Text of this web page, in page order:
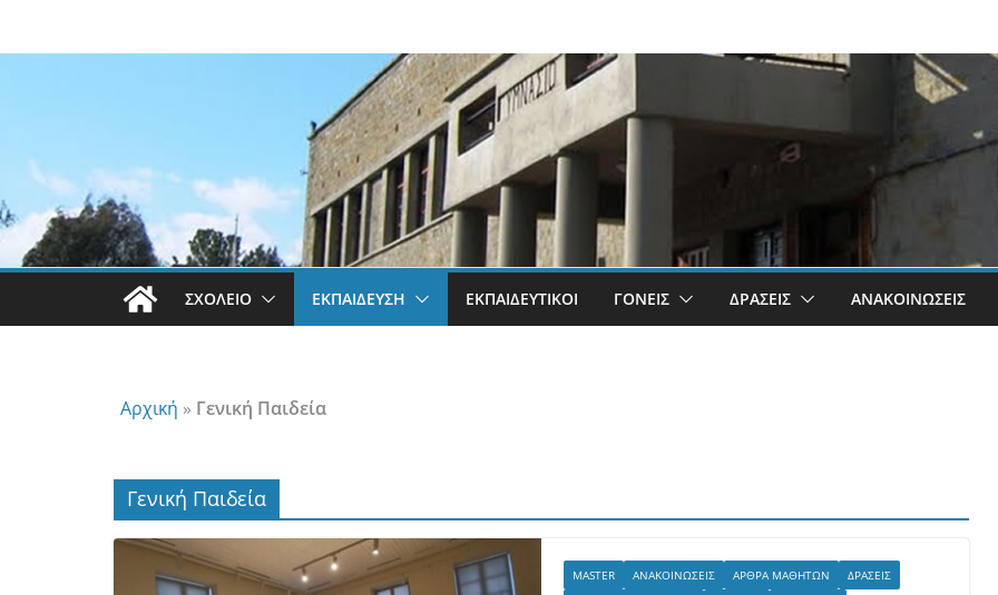
ΣΧΟΛΕΊΟ ΕΚΠΑΊΔΕΥΣΗ ΕΚΠΑΙΔΕΥΤΙΚΟΊ ΓΟΝΕΊΣ ΔΡΆΣΕΙΣ ΑΝΑΚΟΙΝΏΣΕΙΣ
Αρχική » Γενική Παιδεία
Γενική Παιδεία
MASTER ΑΝΑΚΟΙΝΏΣΕΙΣ ΆΡΘΡΑ ΜΑΘΗΤΏΝ
ΔΡΆΣΕΙΣ